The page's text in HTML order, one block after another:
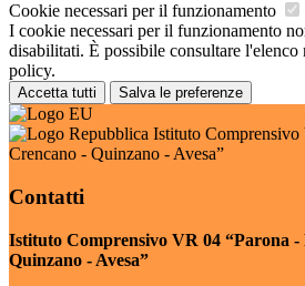
Cookie necessari per il funzionamento
I cookie necessari per il funzionamento
disabilitati. È possibile consultare
policy.
Accetta tutti Salva le preferenze
Istituto Comprensivo
Crencano - Quinzano - Avesa”
Contatti
Istituto Comprensivo VR 04 “Parona -
Quinzano - Avesa”